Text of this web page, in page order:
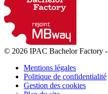
© 2026 IPAC Bachelor Factory -
Mentions légales
Politique de confidentialité
Gestion des cookies